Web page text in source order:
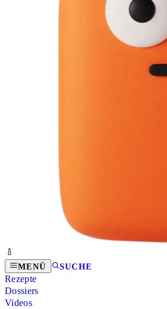
MENÜ SUCHE
Rezepte
Dossiers
Videos